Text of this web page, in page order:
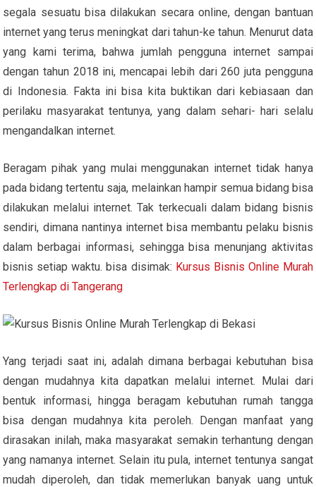
segala sesuatu bisa dilakukan secara online, dengan bantuan
internet yang terus meningkat dari tahun-ke tahun. Menurut data
yang kami terima, bahwa jumlah pengguna internet sampai
dengan tahun 2018 ini, mencapai lebih dari 260 juta pengguna
di Indonesia. Fakta ini bisa kita buktikan dari kebiasaan dan
perilaku masyarakat tentunya, yang dalam sehari- hari selalu
mengandalkan internet.
Beragam pihak yang mulai menggunakan internet tidak hanya
pada bidang tertentu saja, melainkan hampir semua bidang bisa
dilakukan melalui internet. Tak terkecuali dalam bidang bisnis
sendiri, dimana nantinya internet bisa membantu pelaku bisnis
dalam berbagai informasi, sehingga bisa menunjang aktivitas
bisnis setiap waktu. bisa disimak: Kursus Bisnis Online Murah
Terlengkap di Tangerang
Yang terjadi saat ini, adalah dimana berbagai kebutuhan bisa
dengan mudahnya kita dapatkan melalui internet. Mulai dari
bentuk informasi, hingga beragam kebutuhan rumah tangga
bisa dengan mudahnya kita peroleh. Dengan manfaat yang
dirasakan inilah, maka masyarakat semakin terhantung dengan
yang namanya internet. Selain itu pula, internet tentunya sangat
mudah diperoleh, dan tidak memerlukan banyak uang untuk